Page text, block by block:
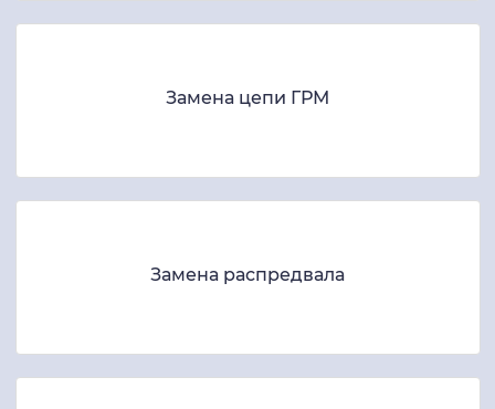
Замена цепи ГРМ
Замена распредвала